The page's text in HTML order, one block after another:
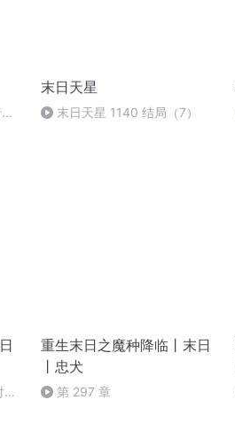
末日天星
末日天星 1140 结局（7）
重生末日之魔种降临丨末日
丨忠犬
第 297 章